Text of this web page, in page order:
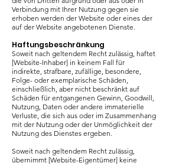
Verbindung mit Ihrer Nutzung gegen sie
erhoben werden der Website oder eines der
auf der Website angebotenen Dienste.
Haftungsbeschränkung
Soweit nach geltendem Recht zulässig, haftet
[Website-Inhaber] in keinem Fall für
indirekte, strafbare, zufällige, besondere,
Folge- oder exemplarische Schäden,
einschließlich, aber nicht beschränkt auf
Schäden für entgangenen Gewinn, Goodwill,
Nutzung, Daten oder andere immaterielle
Verluste, die sich aus oder im Zusammenhang
mit der Nutzung oder der Unmöglichkeit der
Nutzung des Dienstes ergeben.
Soweit nach geltendem Recht zulässig,
übernimmt [Website-Eigentümer] keine